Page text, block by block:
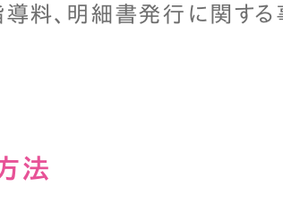
料、明細書発行に関する
法